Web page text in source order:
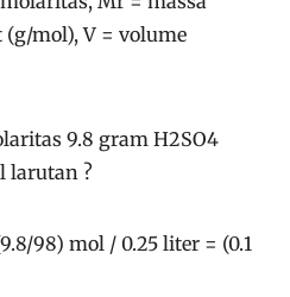
mol), V = volume
9.8 gram H2SO4
larutan ?
98) mol / 0.25 liter = (0.1